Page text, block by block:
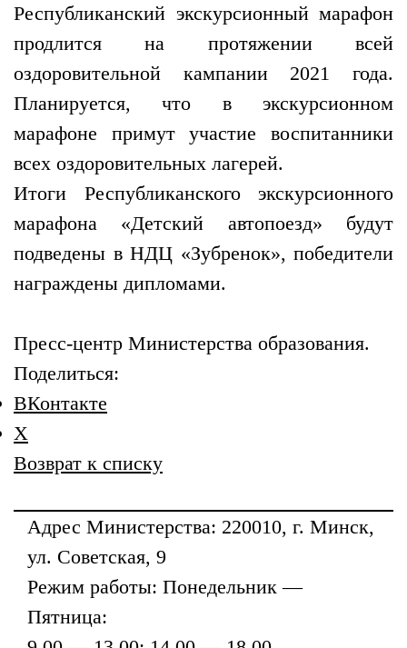
Республиканский экскурсионный марафон
продлится на протяжении всей
оздоровительной кампании 2021 года.
Планируется, что в экскурсионном
марафоне примут участие воспитанники
всех оздоровительных лагерей.
Итоги Республиканского экскурсионного
марафона «Детский автопоезд» будут
подведены в НДЦ «Зубренок», победители
награждены дипломами.
Пресс-центр Министерства образования.
Поделиться:
ВКонтакте
X
Возврат к списку
Адрес Министерства: 220010, г. Минск,
ул. Советская, 9
Режим работы: Понедельник —
Пятница: